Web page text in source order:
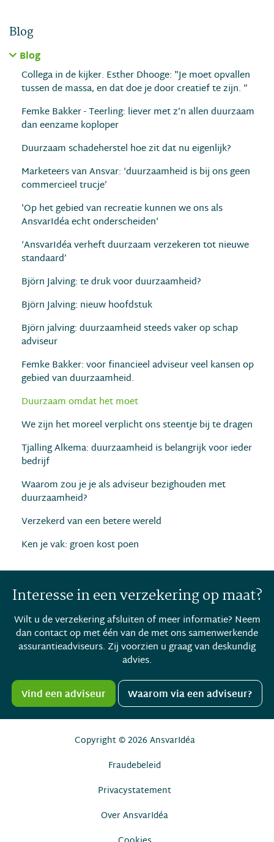
Blog
Blog
Collega in de kijker. Esther Dhooge: "Je moet opvallen
tussen de massa, en dat doe je door creatief te zijn. ”
Femke Bakker - Teerling: liever met z’n allen duurzaam
dan eenzame koploper
Duurzaam schadeherstel hoe zit dat nu eigenlijk?
Marketeers van Ansvar: ‘duurzaamheid is bij ons geen
commercieel trucje’
'Op het gebied van recreatie kunnen we ons als
AnsvarIdéa echt onderscheiden'
‘AnsvarIdéa verheft duurzaam verzekeren tot nieuwe
standaard’
Björn Jalving: te druk voor duurzaamheid?
Björn Jalving: nieuw hoofdstuk
Björn jalving: duurzaamheid steeds vaker op schap
adviseur
Femke Bakker: voor financieel adviseur veel kansen op
gebied van duurzaamheid.
Duurzaam omdat het moet
We zijn het moreel verplicht ons steentje bij te dragen
Tjalling Alkema: duurzaamheid is belangrijk voor ieder
bedrijf
Waarom zou je je als adviseur bezighouden met
duurzaamheid?
Verzekerd van een betere wereld
Ken je vak: groen kost poen
Interesse in een verzekering op maat?
Wilt u de verzekering afsluiten of meer informatie? Neem
dan contact op met één van de met ons samenwerkende
assurantieadviseurs. Zij voorzien u graag van deskundig
advies.
Vind een adviseur Waarom via een adviseur?
Copyright © 2026 AnsvarIdéa
Fraudebeleid
Privacystatement
Over AnsvarIdéa